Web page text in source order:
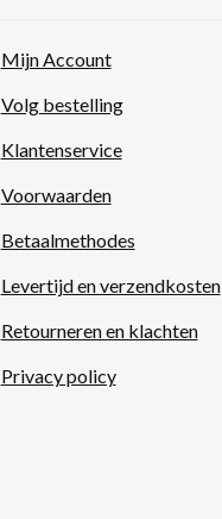
Mijn Account
Volg bestelling
Klantenservice
Voorwaarden
Betaalmethodes
Levertijd en verzendkosten
Retourneren en klachten
Privacy policy